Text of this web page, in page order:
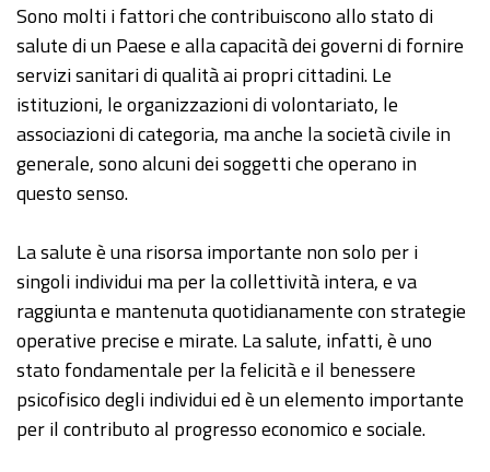
Sono molti i fattori che contribuiscono allo stato di
salute di un Paese e alla capacità dei governi di fornire
servizi sanitari di qualità ai propri cittadini. Le
istituzioni, le organizzazioni di volontariato, le
associazioni di categoria, ma anche la società civile in
generale, sono alcuni dei soggetti che operano in
questo senso.
La salute è una risorsa importante non solo per i
singoli individui ma per la collettività intera, e va
raggiunta e mantenuta quotidianamente con strategie
operative precise e mirate. La salute, infatti, è uno
stato fondamentale per la felicità e il benessere
psicofisico degli individui ed è un elemento importante
per il contributo al progresso economico e sociale.